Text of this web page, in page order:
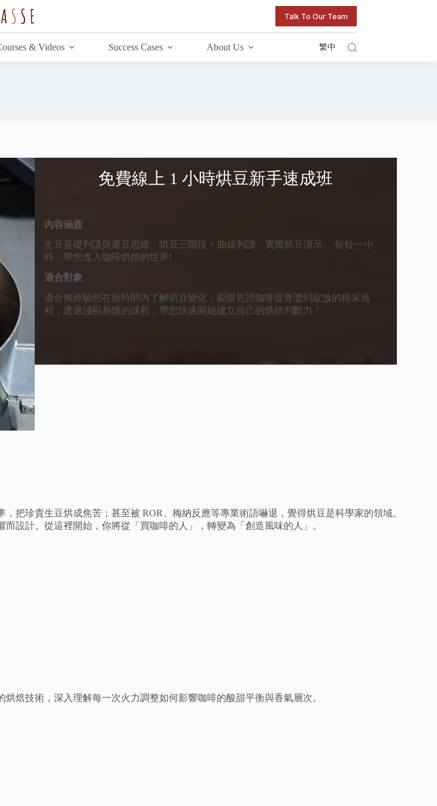
Talk To Our Team
& Videos Success Cases About Us 繁中
免費線上 1 小時烘豆新手速成班
內容涵蓋
生豆基礎判讀與選豆思維、烘豆三階段 × 曲線判讀、實際烘豆演示。 短短一小
時，帶您進入咖啡烘焙的世界!
適合對象
適合無經驗想在短時間內了解烘豆變化，親眼見證咖啡從青澀到綻放的精采過
程，透過淺顯易懂的課程，帶您快速開始建立自己的烘焙判斷力！
珍貴生豆烘成焦苦；甚至被 ROR、梅納反應等專業術語嚇退，覺得烘豆是科學家的領域。
計。從這裡開始，你將從「買咖啡的人」，轉變為「創造風味的人」。
焙技術，深入理解每一次火力調整如何影響咖啡的酸甜平衡與香氣層次。